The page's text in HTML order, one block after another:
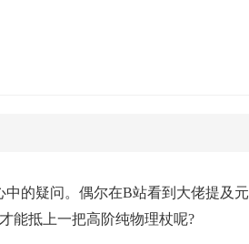
的疑问。偶尔在B站看到大佬提及
能抵上一把高阶纯物理杖呢?